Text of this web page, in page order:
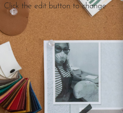
Click the edit button to change